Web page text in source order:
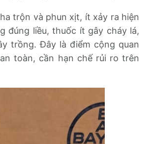
trộn và phun xịt, ít xảy ra hiện
đúng liều, thuốc ít gây cháy lá,
trồng. Đây là điểm cộng quan
toàn, cần hạn chế rủi ro trên